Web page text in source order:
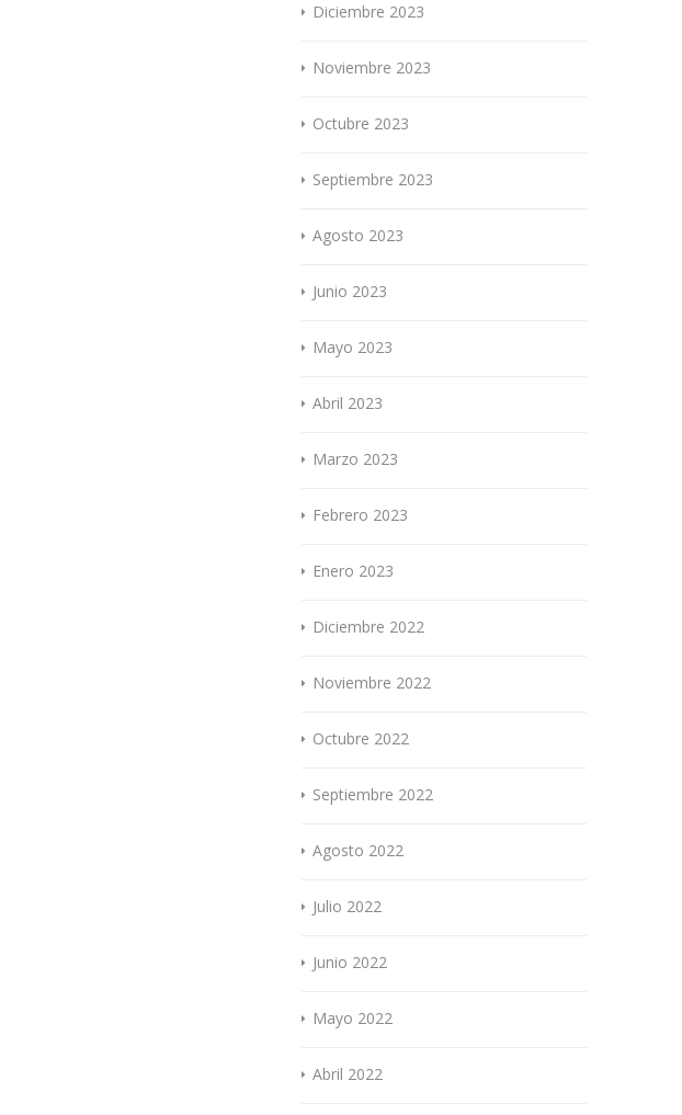
Diciembre 2023
Noviembre 2023
Octubre 2023
Septiembre 2023
Agosto 2023
Junio 2023
Mayo 2023
Abril 2023
Marzo 2023
Febrero 2023
Enero 2023
Diciembre 2022
Noviembre 2022
Octubre 2022
Septiembre 2022
Agosto 2022
Julio 2022
Junio 2022
Mayo 2022
Abril 2022